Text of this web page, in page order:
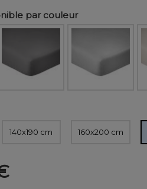
par couleur
140x190 cm 160x200 cm